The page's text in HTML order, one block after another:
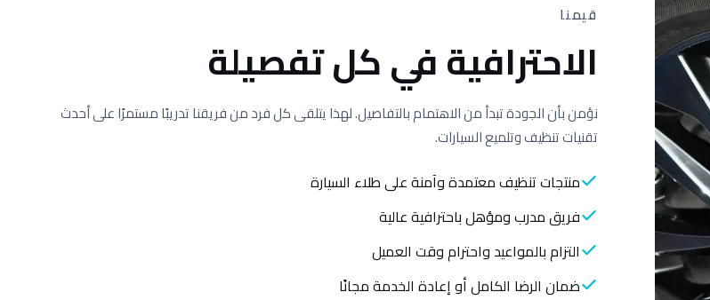
قيمنا
الاحترافية في كل تفصيلة
نؤمن بأن الجودة تبدأ من الاهتمام بالتفاصيل. لهذا يتلقى كل فرد من فريقنا تدريبًا مستمرًا على أحدث
تقنيات تنظيف وتلميع السيارات.
منتجات تنظيف معتمدة وآمنة على طلاء السيارة
فريق مدرب ومؤهل باحترافية عالية
التزام بالمواعيد واحترام وقت العميل
ضمان الرضا الكامل أو إعادة الخدمة مجانًا